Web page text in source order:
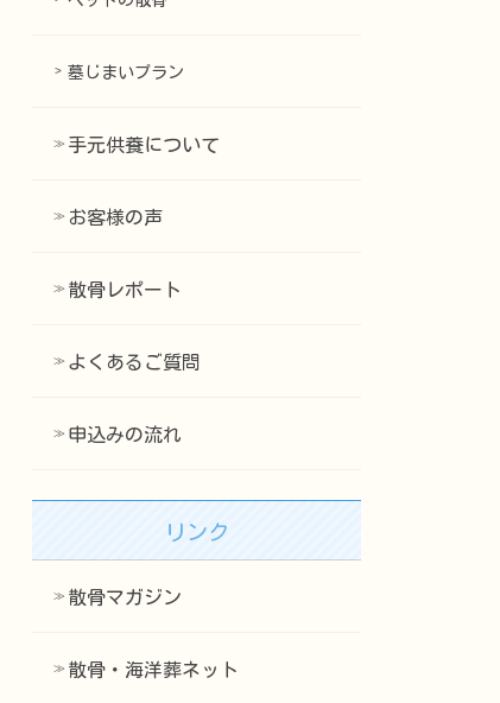
墓じまいプラン
手元供養について
お客様の声
散骨レポート
よくあるご質問
申込みの流れ
リンク
散骨マガジン
散骨・海洋葬ネット